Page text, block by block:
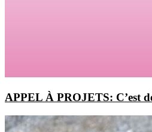
APPEL À PROJETS: C’est